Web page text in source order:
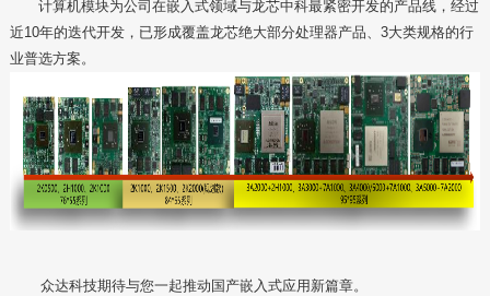
计算机模块为公司在嵌入式领域与龙芯中科最紧密开发的产品线，经过
近10年的迭代开发，已形成覆盖龙芯绝大部分处理器产品、3大类规格的行
业普选方案。
众达科技期待与您一起推动国产嵌入式应用新篇章。